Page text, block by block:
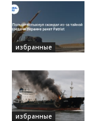
избранные
избранные